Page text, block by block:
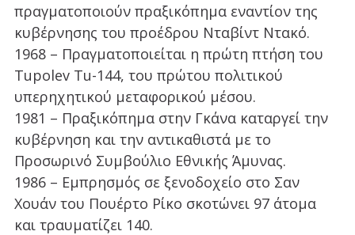
πραγματοποιούν πραξικόπημα εναντίον της
κυβέρνησης του προέδρου Νταβίντ Ντακό.
1968 – Πραγματοποιείται η πρώτη πτήση του
Tupolev Tu-144, του πρώτου πολιτικού
υπερηχητικού μεταφορικού μέσου.
1981 – Πραξικόπημα στην Γκάνα καταργεί την
κυβέρνηση και την αντικαθιστά με το
Προσωρινό Συμβούλιο Εθνικής Άμυνας.
1986 – Εμπρησμός σε ξενοδοχείο στο Σαν
Χουάν του Πουέρτο Ρίκο σκοτώνει 97 άτομα
και τραυματίζει 140.